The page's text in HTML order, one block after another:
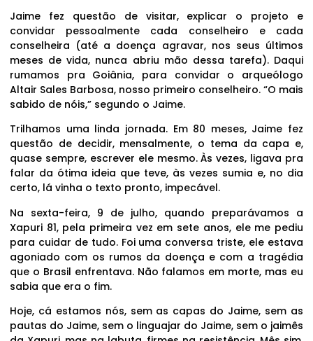
Jaime fez questão de visitar, explicar o projeto e
convidar pessoalmente cada conselheiro e cada
conselheira (até a doença agravar, nos seus últimos
meses de vida, nunca abriu mão dessa tarefa). Daqui
rumamos pra Goiânia, para convidar o arqueólogo
Altair Sales Barbosa, nosso primeiro conselheiro. “O mais
sabido de nóis,” segundo o Jaime.
Trilhamos uma linda jornada. Em 80 meses, Jaime fez
questão de decidir, mensalmente, o tema da capa e,
quase sempre, escrever ele mesmo. Às vezes, ligava pra
falar da ótima ideia que teve, às vezes sumia e, no dia
certo, lá vinha o texto pronto, impecável.
Na sexta-feira, 9 de julho, quando preparávamos a
Xapuri 81, pela primeira vez em sete anos, ele me pediu
para cuidar de tudo. Foi uma conversa triste, ele estava
agoniado com os rumos da doença e com a tragédia
que o Brasil enfrentava. Não falamos em morte, mas eu
sabia que era o fim.
Hoje, cá estamos nós, sem as capas do Jaime, sem as
pautas do Jaime, sem o linguajar do Jaime, sem o jaimês